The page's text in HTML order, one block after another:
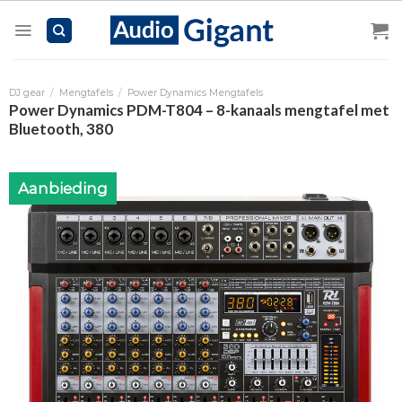
DJ gear / Mengtafels / Power Dynamics Mengtafels
Power Dynamics PDM-T804 – 8-kanaals mengtafel met
Bluetooth, 380
Aanbieding